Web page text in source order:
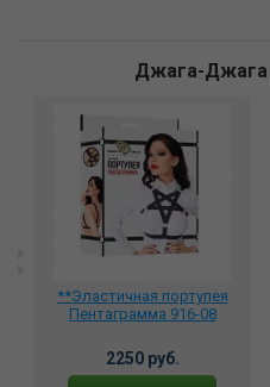
Джага-Джага
**Эластичная портупея
Пентаграмма 916-08
2250 руб.